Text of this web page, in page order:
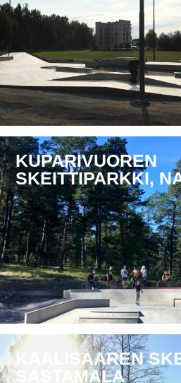
KUPARIVUOREN
SKEITTIPARKKI,
KAALISAAREN
SASTAMALA